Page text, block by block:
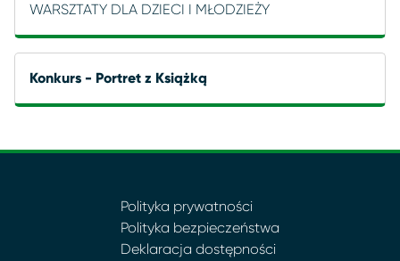
WARSZTATY DLA DZIECI I MŁODZIEŻY
Konkurs - Portret z Książką
Polityka prywatności
Polityka bezpieczeństwa
Deklaracja dostępności